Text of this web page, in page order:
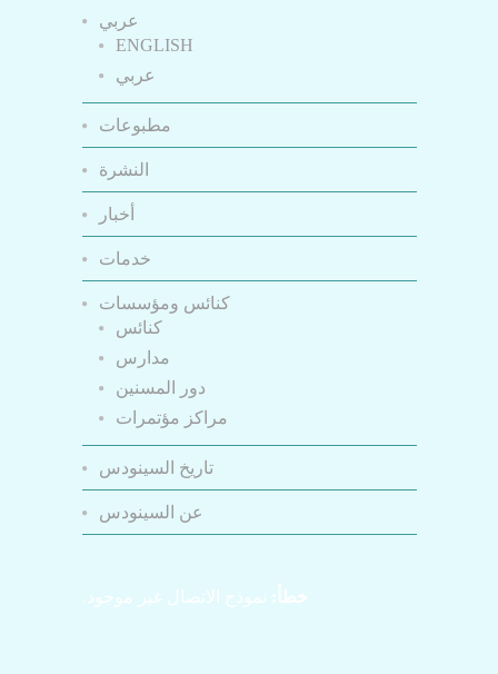
عربي
ENGLISH
عربي
مطبوعات
النشرة
أخبار
خدمات
كنائس ومؤسسات
كنائس
مدارس
دور المسنين
مراكز مؤتمرات
تاريخ السينودس
عن السينودس
خطأ: نموذج الاتصال غير موجود.